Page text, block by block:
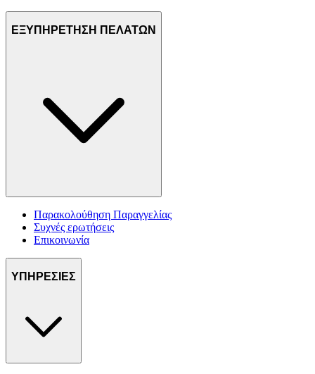
ΕΞΥΠΗΡΕΤΗΣΗ ΠΕΛΑΤΩΝ
Παρακολούθηση Παραγγελίας
Συχνές ερωτήσεις
Επικοινωνία
ΥΠΗΡΕΣΙΕΣ